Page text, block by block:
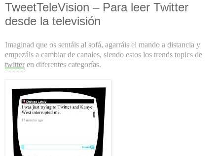
TweetTeleVision – Para leer Twitter
desde la televisión
Imaginad que os sentáis al sofá, agarráis el mando a distancia y
empezáis a cambiar de canales, siendo estos los trends topics de
twitter en diferentes categorías.